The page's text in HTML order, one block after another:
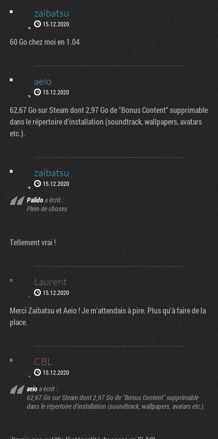
zaibatsu
15.12.2020
60 Go chez moi en 1.04
aeio
15.12.2020
62,67 Go sur Steam dont 2,97 Go de "Bonus Content" supprimable
dans le répertoire d'installation (soundtrack, wallpapers, avatars
etc.).
zaibatsu
15.12.2020
Palidoa écrit :
Plein de choses
Tellement vrai !
Laurent
15.12.2020
Merci Zaibatsu et Aeio ! Je m'attendais à pire. Plus qu'à faire de la
place.
CBL
15.12.2020
aeioa écrit :
62,67 Go sur Steam dont 2,97 Go de "Bonus Content" supprimable
dans le répertoire d'installation (soundtrack, wallpapers, avatars etc.).